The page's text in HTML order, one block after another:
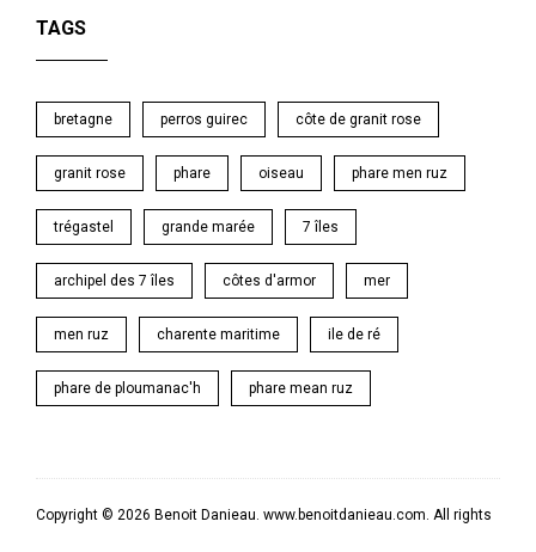
TAGS
bretagne perros guirec côte de granit rose
granit rose phare oiseau phare men ruz
trégastel grande marée 7 îles
archipel des 7 îles côtes d'armor mer
men ruz charente maritime ile de ré
phare de ploumanac'h phare mean ruz
Copyright © 2026 Benoit Danieau. www.benoitdanieau.com. All rights